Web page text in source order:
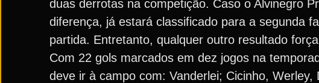
duas derrotas na competição. Caso o Alvinegro
diferença, já estará classificado para a segunda
partida. Entretanto, qualquer outro resultado
Com 22 gols marcados em dez jogos na
deve ir à campo com: Vanderlei; Cicinho,